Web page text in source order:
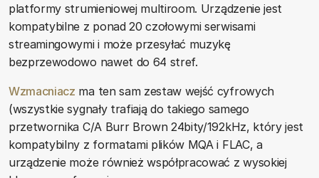
platformy strumieniowej multiroom. Urządzenie jest
kompatybilne z ponad 20 czołowymi serwisami
streamingowymi i może przesyłać muzykę
bezprzewodowo nawet do 64 stref.
Wzmacniacz ma ten sam zestaw wejść cyfrowych
(wszystkie sygnały trafiają do takiego samego
przetwornika C/A Burr Brown 24bity/192kHz, który jest
kompatybilny z formatami plików MQA i FLAC, a
urządzenie może również współpracować z wysokiej